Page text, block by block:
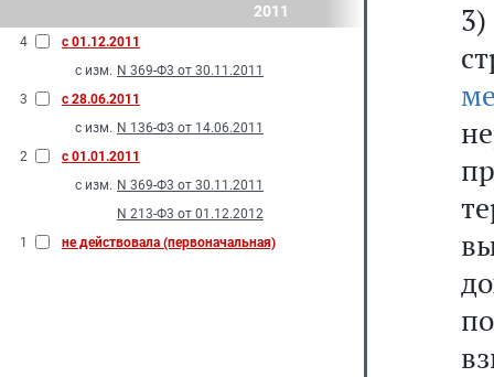
2011
4
с 01.12.2011
с изм. N 369-Ф3 от 30.11.2011
3
с 28.06.2011
с изм. N 136-Ф3 от 14.06.2011
2
с 01.01.2011
с изм. N 369-Ф3 от 30.11.2011
N 213-Ф3 от 01.12.2012
1
не действовала (первоначальная)